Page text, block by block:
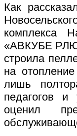
Как
комплекса
«АВКУБЕ
строила
на
лишь
педагогов
оценил